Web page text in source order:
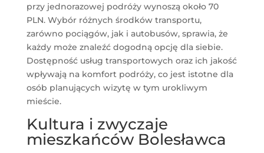
przy jednorazowej podróży wynoszą około 70
PLN. Wybór różnych środków transportu,
zarówno pociągów, jak i autobusów, sprawia, że
każdy może znaleźć dogodną opcję dla siebie.
Dostępność usług transportowych oraz ich jakość
wpływają na komfort podróży, co jest istotne dla
osób planujących wizytę w tym urokliwym
mieście.
Kultura i zwyczaje
mieszkańców Bolesławca